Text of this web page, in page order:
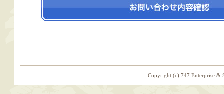
Copyright (c) 747 Enterprise &